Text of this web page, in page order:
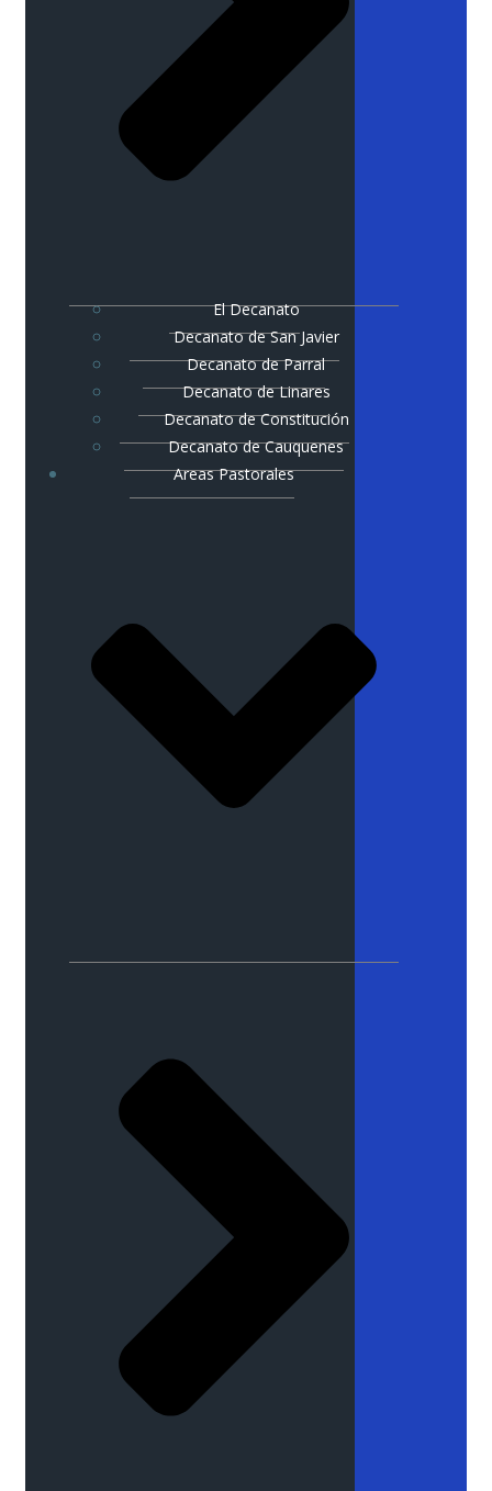
El Decanato
Decanato de San Javier
Decanato de Parral
Decanato de Linares
Decanato de Constitución
Decanato de Cauquenes
Areas Pastorales